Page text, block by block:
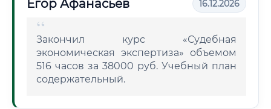
Егор Афанасьев 16.12.2026
Закончил курс «Судебная
экономическая экспертиза» объемом
516 часов за 38000 руб. Учебный план
содержательный.